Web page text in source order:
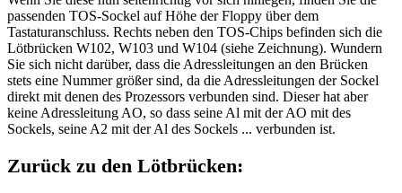
passenden TOS-Sockel auf Höhe der Floppy über dem
Tastaturanschluss. Rechts neben den TOS-Chips befinden sich die
Lötbrücken W102, W103 und W104 (siehe Zeichnung). Wundern
Sie sich nicht darüber, dass die Adressleitungen an den Brücken
stets eine Nummer größer sind, da die Adressleitungen der Sockel
direkt mit denen des Prozessors verbunden sind. Dieser hat aber
keine Adressleitung AO, so dass seine Al mit der AO mit des
Sockels, seine A2 mit der Al des Sockels ... verbunden ist.
Zurück zu den Lötbrücken: